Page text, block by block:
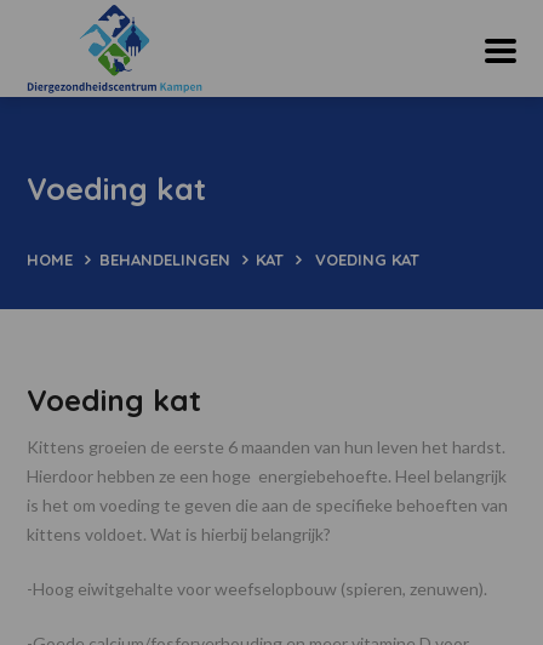
Voeding kat
HOME BEHANDELINGEN KAT VOEDING KAT
Voeding kat
Kittens groeien de eerste 6 maanden van hun leven het hardst.
Hierdoor hebben ze een hoge energiebehoefte. Heel belangrijk
is het om voeding te geven die aan de specifieke behoeften van
kittens voldoet. Wat is hierbij belangrijk?
-Hoog eiwitgehalte voor weefselopbouw (spieren, zenuwen).